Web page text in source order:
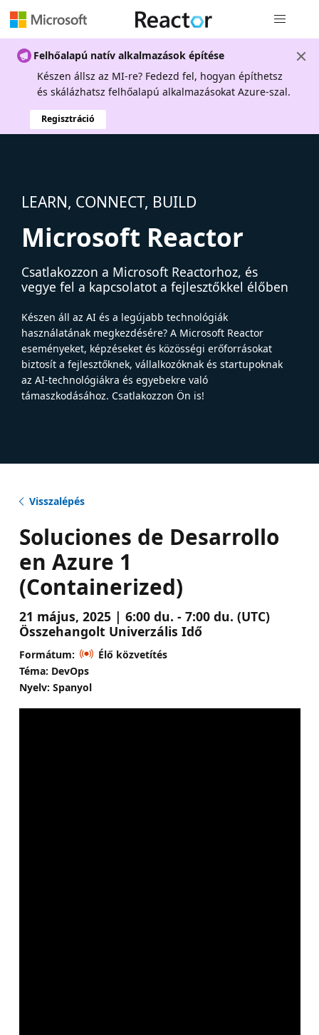
Felhőalapú natív alkalmazások építése
Készen állsz az MI-re? Fedezd fel, hogyan építhetsz
és skálázhatsz felhőalapú alkalmazásokat Azure-szal.
Regisztráció
LEARN, CONNECT, BUILD
Microsoft Reactor
Csatlakozzon a Microsoft Reactorhoz, és
vegye fel a kapcsolatot a fejlesztőkkel élőben
Készen áll az AI és a legújabb technológiák
használatának megkezdésére? A Microsoft Reactor
eseményeket, képzéseket és közösségi erőforrásokat
biztosít a fejlesztőknek, vállalkozóknak és startupoknak
az AI-technológiákra és egyebekre való
támaszkodásához. Csatlakozzon Ön is!
Visszalépés
Soluciones de Desarrollo
en Azure 1
(Containerized)
21 május, 2025 | 6:00 du. - 7:00 du. (UTC)
Összehangolt Univerzális Idő
Formátum:
Élő közvetítés
Téma: DevOps
Nyelv: Spanyol